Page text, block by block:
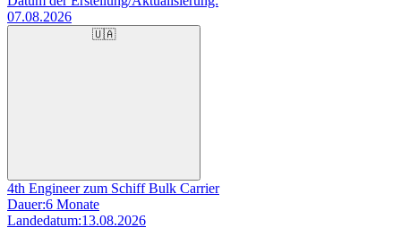
07.08.2026
🇺🇦
4th Engineer zum Schiff Bulk Carrier
Dauer:6 Monate
Landedatum:13.08.2026